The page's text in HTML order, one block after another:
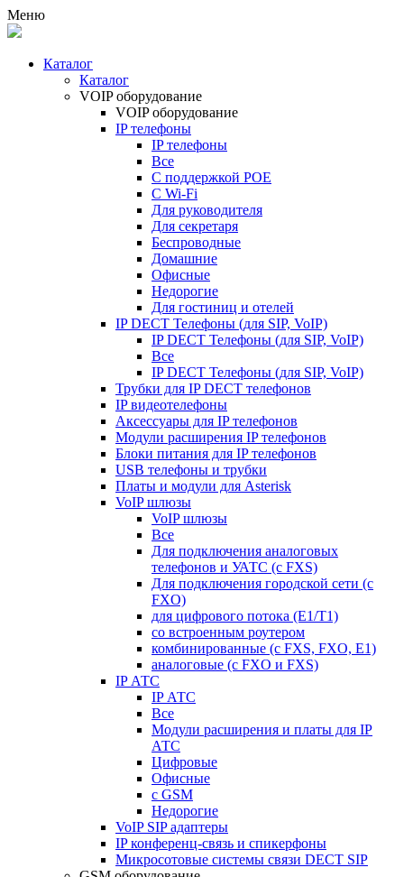
Меню
Каталог
Каталог
VOIP оборудование
VOIP оборудование
IP телефоны
IP телефоны
Все
С поддержкой POE
C Wi-Fi
Для руководителя
Для секретаря
Беспроводные
Домашние
Офисные
Недорогие
Для гостиниц и отелей
IP DECT Телефоны (для SIP, VoIP)
IP DECT Телефоны (для SIP, VoIP)
Все
IP DECT Телефоны (для SIP, VoIP)
Трубки для IP DECT телефонов
IP видеотелефоны
Аксессуары для IP телефонов
Модули расширения IP телефонов
Блоки питания для IP телефонов
USB телефоны и трубки
Платы и модули для Asterisk
VoIP шлюзы
VoIP шлюзы
Все
Для подключения аналоговых
телефонов и УАТС (с FXS)
Для подключения городской сети (с
FXO)
для цифрового потока (E1/T1)
со встроенным роутером
комбинированные (c FXS, FXO, E1)
аналоговые (с FXO и FXS)
IP АТС
IP АТС
Все
Модули расширения и платы для IP
АТС
Цифровые
Офисные
с GSM
Недорогие
VoIP SIP адаптеры
IP конференц-связь и спикерфоны
Микросотовые системы связи DECT SIP